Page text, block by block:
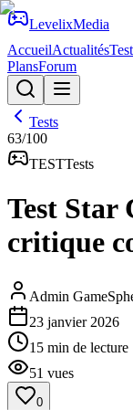
LevelixMedia
AccueilActualités
PlansForum
Tests
63/100
TESTTests
Test Star
critique
Admin
23 janvier 2026
15 min de lecture
51 vues
0